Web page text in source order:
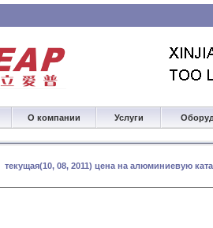
О компании Услуги
текущая(10, 08, 2011) цена на алюминиевую